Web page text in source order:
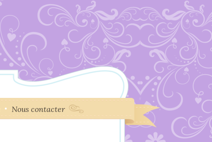
Nous contacter